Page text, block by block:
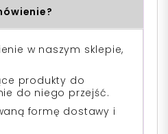
w naszym sklepie,
produkty do
do niego przejść.
formę dostawy i